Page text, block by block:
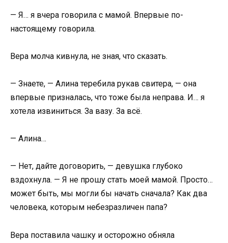
— Я… я вчера говорила с мамой. Впервые по-
настоящему говорила.
Вера молча кивнула, не зная, что сказать.
— Знаете, — Алина теребила рукав свитера, — она
впервые призналась, что тоже была неправа. И… я
хотела извиниться. За вазу. За всё.
— Алина…
— Нет, дайте договорить, — девушка глубоко
вздохнула. — Я не прошу стать моей мамой. Просто…
может быть, мы могли бы начать сначала? Как два
человека, которым небезразличен папа?
Вера поставила чашку и осторожно обняла